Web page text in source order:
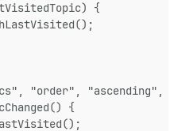
{
"order", "ascending",
{